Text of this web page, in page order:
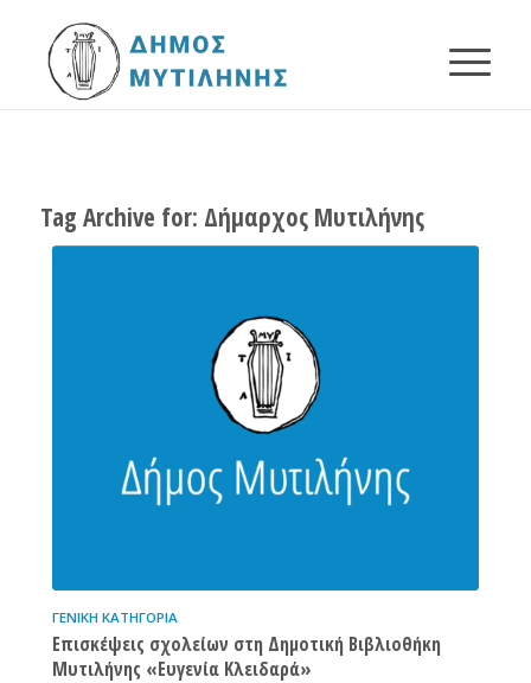
Tag Archive for: Δήμαρχος Μυτιλήνης
ΓΕΝΙΚΉ ΚΑΤΗΓΟΡΊΑ
Επισκέψεις σχολείων στη Δημοτική Βιβλιοθήκη
Μυτιλήνης «Ευγενία Κλειδαρά»